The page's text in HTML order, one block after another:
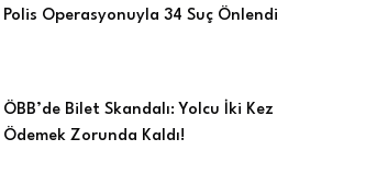
Polis Operasyonuyla 34 Suç Önlendi
ÖBB’de Bilet Skandalı: Yolcu İki Kez
Ödemek Zorunda Kaldı!